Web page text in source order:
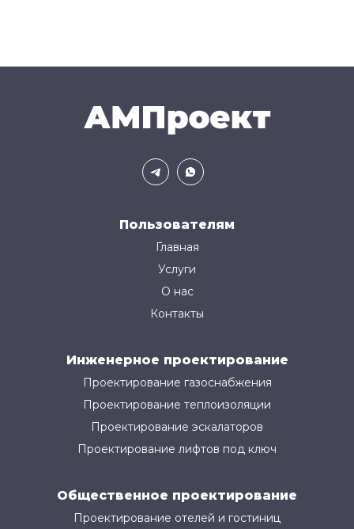
Пользователям
Главная
Услуги
О нас
Контакты
Инженерное проектирование
Проектирование газоснабжения
Проектирование теплоизоляции
Проектирование эскалаторов
Проектирование лифтов под ключ
Общественное проектирование
Проектирование отелей и гостиниц